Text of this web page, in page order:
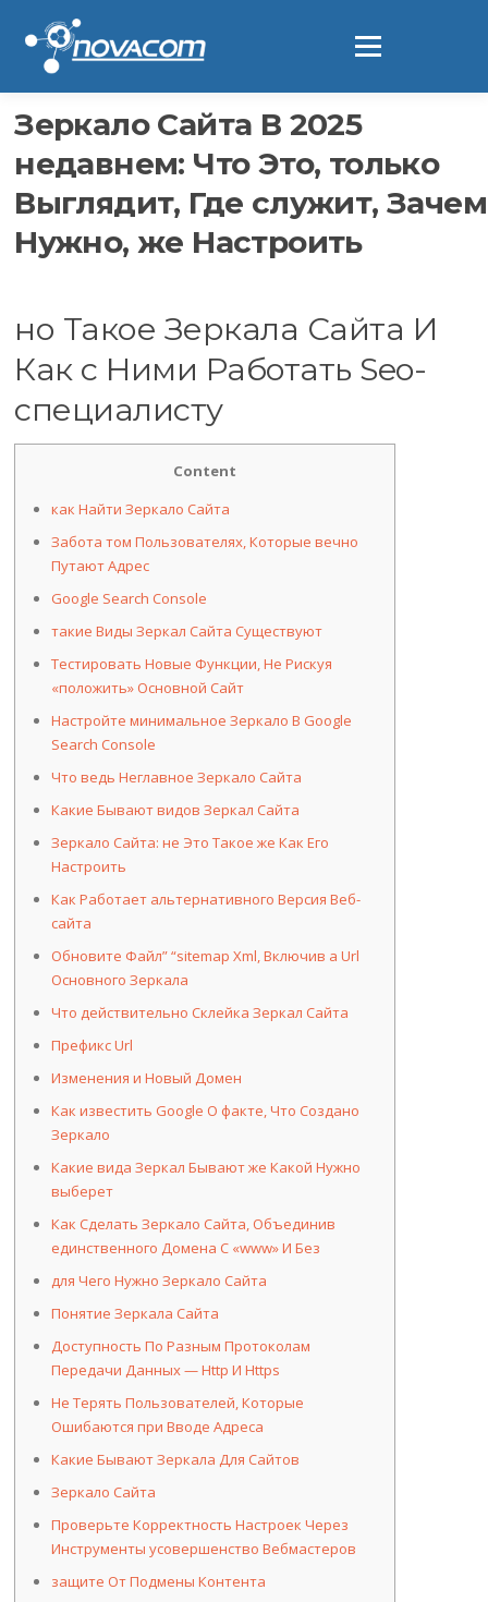
contenido
Menú
Зеркало Сайта В 2025
недавнем: Что Это, только
Выглядит, Где служит, Зачем
Нужно, же Настроить
но Такое Зеркала Сайта И
Как с Ними Работать Seo-
специалисту
Content
как Найти Зеркало Сайта
Забота том Пользователях, Которые вечно
Путают Адрес
Google Search Console
такие Виды Зеркал Сайта Существуют
Тестировать Новые Функции, Не Рискуя
«положить» Основной Сайт
Настройте минимальное Зеркало В Google
Search Console
Что ведь Неглавное Зеркало Сайта
Какие Бывают видов Зеркал Сайта
Зеркало Сайта: не Это Такое же Как Его
Настроить
Как Работает альтернативного Версия Веб-
сайта
Обновите Файл” “sitemap Xml, Включив а Url
Основного Зеркала
Что действительно Склейка Зеркал Сайта
Префикс Url
Изменения и Новый Домен
Как известить Google О факте, Что Создано
Зеркало
Какие вида Зеркал Бывают же Какой Нужно
выберет
Как Сделать Зеркало Сайта, Объединив
единственного Домена С «www» И Без
для Чего Нужно Зеркало Сайта
Понятие Зеркала Сайта
Доступность По Разным Протоколам
Передачи Данных — Http И Https
Не Терять Пользователей, Которые
Ошибаются при Вводе Адреса
Какие Бывают Зеркала Для Сайтов
Зеркало Сайта
Проверьте Корректность Настроек Через
Инструменты усовершенство Вебмастеров
защите От Подмены Контента